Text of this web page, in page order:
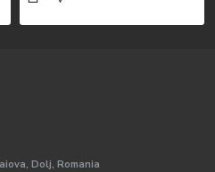
Dolj, Romania